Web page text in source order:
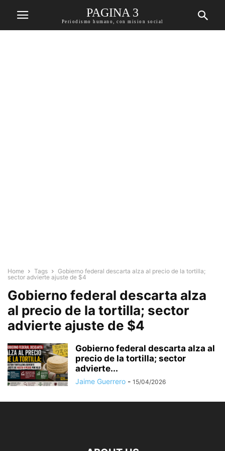
PAGINA 3
Periodismo humano, con mision social
Home Tags
Gobierno federal descarta alza al precio de la tortilla;
sector advierte ajuste de $4
Gobierno federal descarta alza
al precio de la tortilla; sector
advierte ajuste de $4
Gobierno federal descarta alza al
precio de la tortilla; sector
advierte...
Jaime Guerrero - 15/04/2026